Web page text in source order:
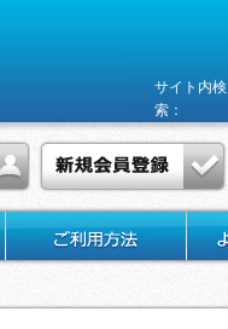
サイト内検
索：